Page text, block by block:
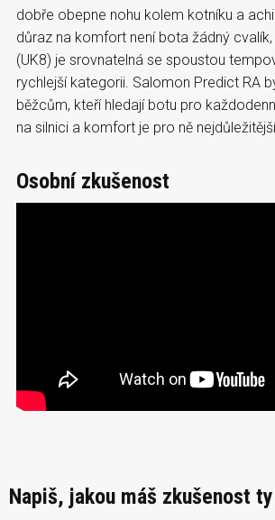
dobře obepne nohu kolem kotníku a
důraz na komfort není bota žádný
(UK8) je srovnatelná se spoustou
rychlejší kategorii. Salomon Predict RA
běžcům, kteří hledají botu pro
na silnici a komfort je pro ně
Osobní zkušenost
Napiš, jakou máš zkušenost ty